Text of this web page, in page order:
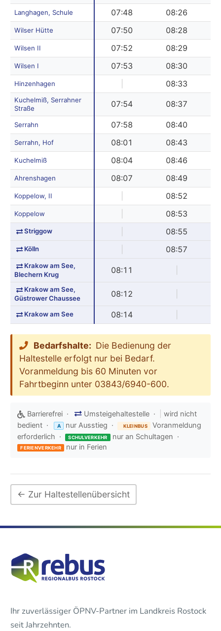
Langhagen, Schule 07:48 08:26
Wilser Hütte 07:50 08:28
Wilsen II 07:52 08:29
Wilsen I 07:53 08:30
Hinzenhagen 08:33
Kuchelmiß, Serrahner
Straße
07:54 08:37
Serrahn 07:58 08:40
Serrahn, Hof 08:01 08:43
Kuchelmiß 08:04 08:46
Ahrenshagen 08:07 08:49
Koppelow, II 08:52
Koppelow 08:53
Striggow 08:55
Kölln 08:57
Krakow am See,
Blechern Krug
08:11
Krakow am See,
Güstrower Chaussee
08:12
Krakow am See 08:14
Bedarfshalte: Die Bedienung der
Haltestelle erfolgt nur bei Bedarf.
Voranmeldung bis 60 Minuten vor
Fahrtbeginn unter 03843/6940-600.
Barrierefrei · Umsteigehaltestelle ·
wird nicht
bedient ·
A nur Ausstieg · KLEINBUS
Voranmeldung
erforderlich · SCHULVERKEHR nur an Schultagen ·
FERIENVERKEHR nur in Ferien
← Zur Haltestellenübersicht
Ihr zuverlässiger ÖPNV-Partner im Landkreis Rostock
seit Jahrzehnten.